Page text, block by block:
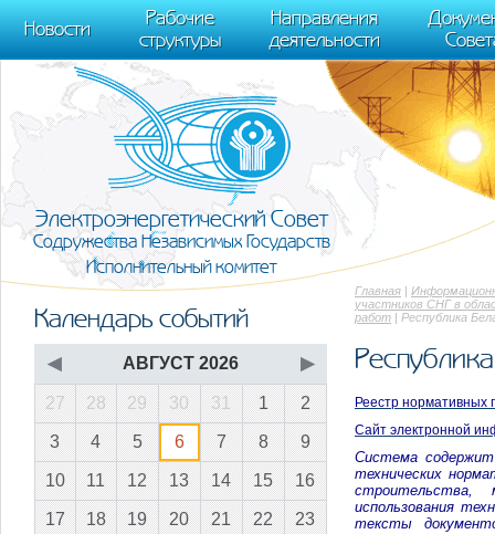
m[i].l=1*new Date(); for (var j = 0; j < document.scripts.length; j++) {if
[0],k.async=1,k.src=r,a.parentNode.insertBefore(k,a)}) (window,
trackLinks:true, accurateTrackBounce:true });
Новости
Рабочие
структуры
Направления
деятельности
Электроэнергетический Совет
Содружества Независимых Государств
Исполнительный комитет
Главная |
участников СНГ в
работ | Республика
Реестр нормативных
Сайт электронной
Система
технических
строительства,
использования
тексты
Календарь событий
◀ АВГУСТ 2026 ▶
27 28 29 30 31 1 2
3 4 5 6 7 8 9
10 11 12 13 14 15 16
17 18 19 20 21 22 23